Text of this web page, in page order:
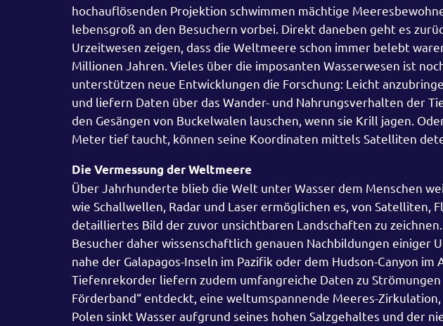
hochauflösenden Projektion schwimmen mächtige
lebensgroß an den Besuchern vorbei. Direkt daneben geht es
Urzeitwesen zeigen, dass die Weltmeere schon immer belebt
Millionen Jahren. Vieles über die imposanten Wasserwesen ist
unterstützen neue Entwicklungen die Forschung: Leicht
und liefern Daten über das Wander- und Nahrungsverhalten der
den Gesängen von Buckelwalen lauschen, wenn sie Krill jagen.
Meter tief taucht, können seine Koordinaten mittels Satelliten
Die Vermessung der Weltmeere
Über Jahrhunderte blieb die Welt unter Wasser dem Menschen
wie Schallwellen, Radar und Laser ermöglichen es, von Satelliten,
detailliertes Bild der zuvor unsichtbaren Landschaften zu
Besucher daher wissenschaftlich genauen Nachbildungen einiger
nahe der Galapagos-Inseln im Pazifik oder dem Hudson-Canyon
Tiefenrekorder liefern zudem umfangreiche Daten zu Strömungen
Förderband“ entdeckt, eine weltumspannende Meeres-
Polen sinkt Wasser aufgrund seines hohen Salzgehaltes und der